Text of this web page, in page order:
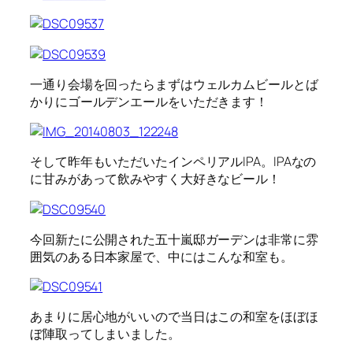
一通り会場を回ったらまずはウェルカムビールとば
かりにゴールデンエールをいただきます！
そして昨年もいただいたインペリアルIPA。IPAなの
に甘みがあって飲みやすく大好きなビール！
今回新たに公開された五十嵐邸ガーデンは非常に雰
囲気のある日本家屋で、中にはこんな和室も。
あまりに居心地がいいので当日はこの和室をほぼほ
ぼ陣取ってしまいました。